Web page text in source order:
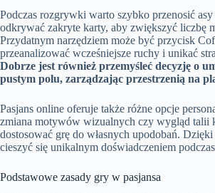
Podczas rozgrywki warto szybko przenosić
odkrywać zakryte karty, aby zwiększyć liczbę
Przydatnym narzędziem może być przycisk
przeanalizować wcześniejsze ruchy i unikać
Dobrze jest również przemyśleć decyzję o
pustym polu, zarządzając przestrzenią na
Pasjans online oferuje także różne opcje
zmiana motywów wizualnych czy wygląd talii
dostosować grę do własnych upodobań.
cieszyć się unikalnym doświadczeniem
Podstawowe zasady gry w pasjansa